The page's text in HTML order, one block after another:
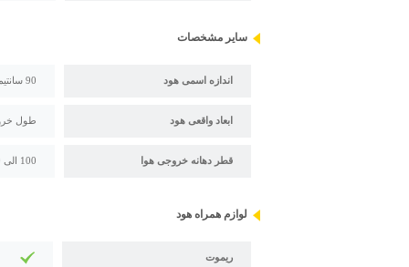
سایر مشخصات
اندازه اسمی هود 90 سانتیمتر
ابعاد واقعی هود طول خروجی
قطر دهانه خروجی هوا 100 الی 150 میلی متر (قابل تغییر با تبدیل)
لوازم همراه هود
ریموت